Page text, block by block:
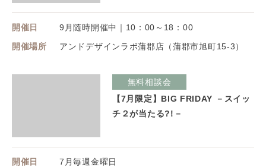
開催日
9月随時開催中｜10：00～18：00
開催場所
アンドデザインラボ蒲郡店（蒲郡市旭町15-3）
無料相談会
【7月限定】BIG FRIDAY －スイッ
チ２が当たる?!－
開催日
7月毎週金曜日